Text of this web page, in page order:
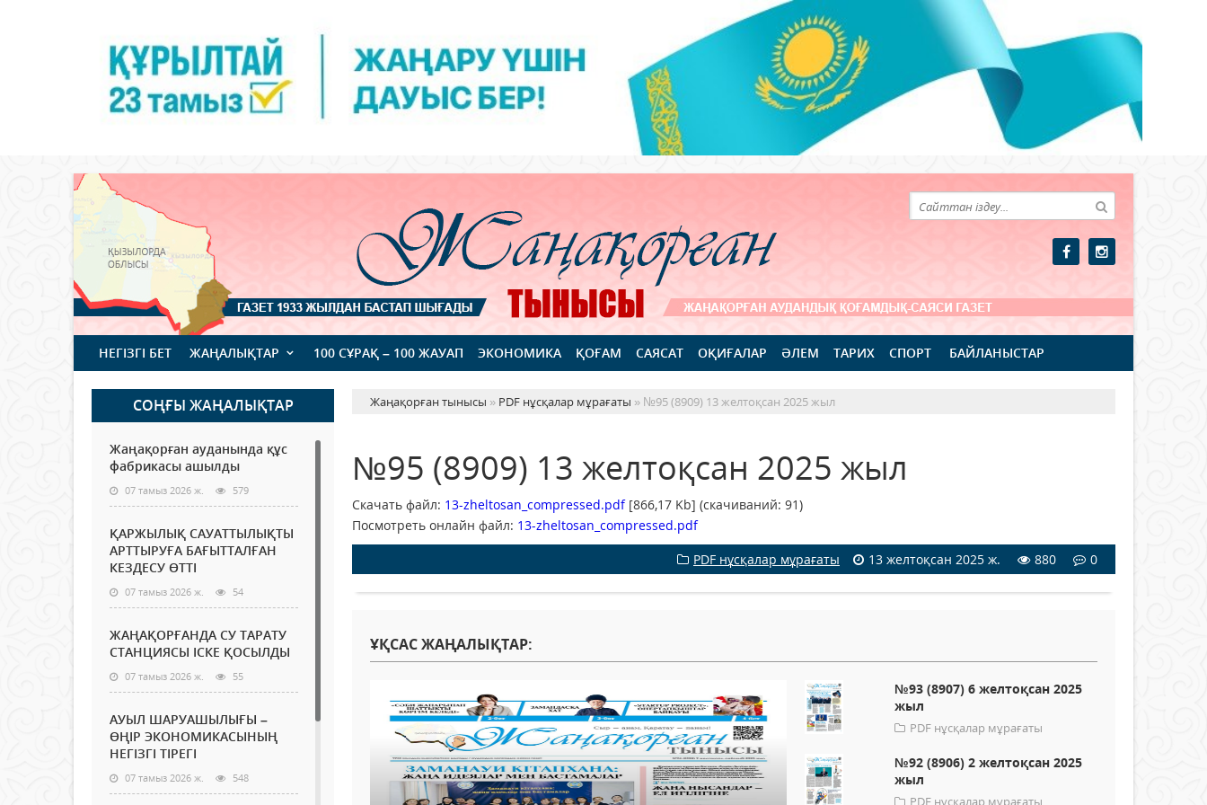
НЕГІЗГІ БЕТ ЖАҢАЛЫҚТАР 100 СҰРАҚ – 100 ЖАУАП ЭКОНОМИКА ҚОҒАМ САЯСАТ ОҚИҒАЛАР ӘЛЕМ ТАРИХ СПОРТ БАЙЛАНЫСТАР
СОҢҒЫ ЖАҢАЛЫҚТАР
Жаңақорған ауданында құс
фабрикасы ашылды
07 тамыз 2026 ж. 579
ҚАРЖЫЛЫҚ САУАТТЫЛЫҚТЫ
АРТТЫРУҒА БАҒЫТТАЛҒАН
КЕЗДЕСУ ӨТТІ
07 тамыз 2026 ж. 54
ЖАҢАҚОРҒАНДА СУ ТАРАТУ
СТАНЦИЯСЫ ІСКЕ ҚОСЫЛДЫ
07 тамыз 2026 ж. 55
АУЫЛ ШАРУАШЫЛЫҒЫ –
ӨҢІР ЭКОНОМИКАСЫНЫҢ
НЕГІЗГІ ТІРЕГІ
07 тамыз 2026 ж. 548
Жаңақорған тынысы » PDF нұсқалар мұрағаты » №95 (8909) 13 желтоқсан 2025 жыл
№95 (8909) 13 желтоқсан 2025 жыл
Скачать файл: 13-zheltosan_compressed.pdf[866,17 Kb] (cкачиваний: 91)
Посмотреть онлайн файл: 13-zheltosan_compressed.pdf
PDF нұсқалар мұрағаты
13 желтоқсан 2025 ж. 880 0
ҰҚСАС ЖАҢАЛЫҚТАР:
№93 (8907) 6 желтоқсан 2025
жыл
PDF нұсқалар мұрағаты
№92 (8906) 2 желтоқсан 2025
жыл
PDF нұсқалар мұрағаты